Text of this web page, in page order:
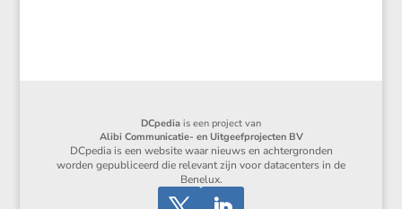
DCpedia is een project van
Alibi Communicatie- en Uitgeefprojecten BV
DCpedia is een website waar nieuws en achtergronden
worden gepubliceerd die relevant zijn voor datacenters in de
Benelux.